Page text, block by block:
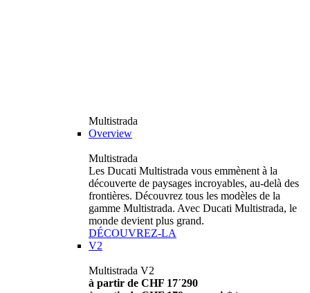
Multistrada
Overview
Multistrada
Les Ducati Multistrada vous emmènent à la
découverte de paysages incroyables, au-delà des
frontières. Découvrez tous les modèles de la
gamme Multistrada. Avec Ducati Multistrada, le
monde devient plus grand.
DÉCOUVREZ-LA
V2
Multistrada V2
à partir de CHF 17´290